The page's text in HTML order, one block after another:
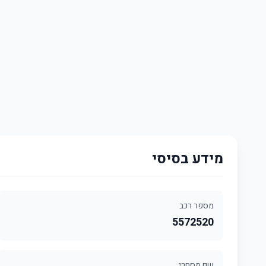
מידע בסיסי
מספר רכב
5572520